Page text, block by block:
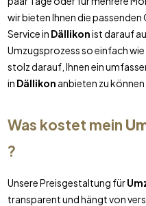
wir bieten Ihnen die
Service in Dällikonist darauf
Umzugsprozess so einfach
stolz darauf, Ihnen ein
in Dällikon anbieten zu können.
Was kostet mein
?
Unsere Preisgestaltung für
transparent und hängt von